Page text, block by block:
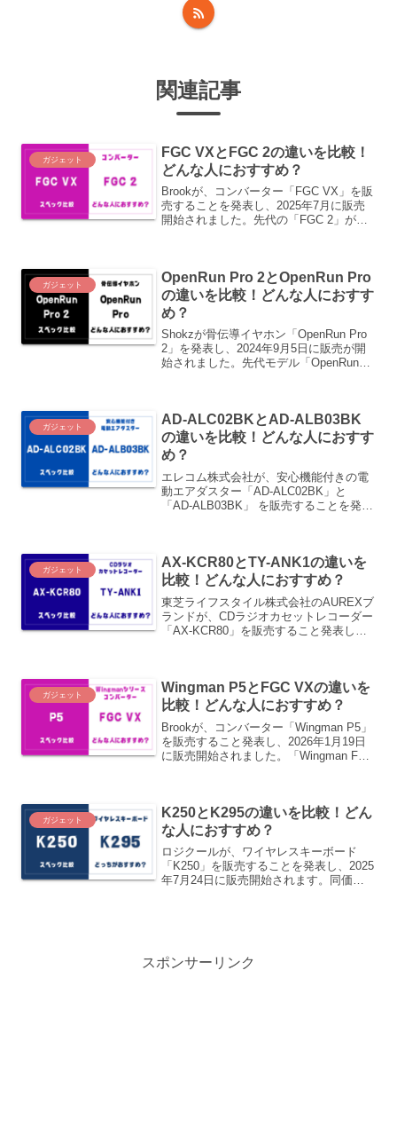
関連記事
ガジェット
FGC VXとFGC 2の違いを比較！
どんな人におすすめ？
Brookが、コンバーター「FGC VX」を販
売することを発表し、2025年7月に販売
開始されました。先代の「FGC 2」が
します。
ガジェット
OpenRun Pro 2とOpenRun Pro
の違いを比較！どんな人におすす
め？
Shokzが骨伝導イヤホン「OpenRun Pro
2」を発表し、2024年9月5日に販売が開
始されました。先代モデル「OpenRun
「OpenRun Pro」の違いについて詳しく
紹介します。
ガジェット
AD-ALC02BKとAD-ALB03BK
の違いを比較！どんな人におすす
め？
エレコム株式会社が、安心機能付きの電
動エアダスター「AD-ALC02BK」と
「AD-ALB03BK」 を販売することを発表
をご紹介します。
ガジェット
AX-KCR80とTY-ANK1の違いを
比較！どんな人におすすめ？
東芝ライフスタイル株式会社のAUREXブ
ランドが、CDラジオカセットレコーダー
「AX-KCR80」を販売すること発表し、
記事では、「AX-KCR80」と先代の「TY-
ANK1」の違いをご紹介します。
ガジェット
Wingman P5とFGC VXの違いを
比較！どんな人におすすめ？
Brookが、コンバーター「Wingman P5」
を販売すること発表し、2026年1月19日
に販売開始されました。「Wingman FGC
VX」の違いをご紹介します。
ガジェット
K250とK295の違いを比較！どん
な人におすすめ？
ロジクールが、ワイヤレスキーボード
「K250」を販売することを発表し、2025
年7月24日に販売開始されます。同価格
スポンサーリンク